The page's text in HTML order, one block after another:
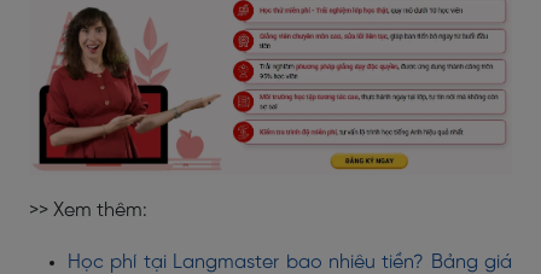
>> Xem thêm:
Học phí tại Langmaster bao nhiêu tiền? Bảng giá